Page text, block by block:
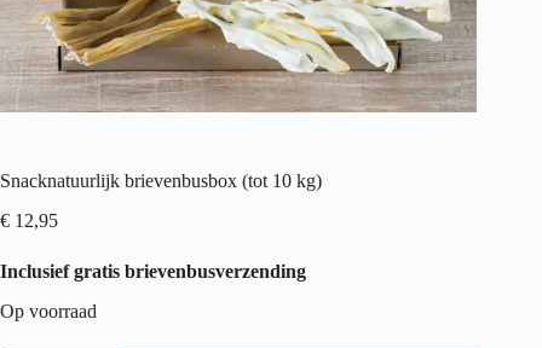
Snacknatuurlijk brievenbusbox (tot 10 kg)
€ 12,95
Inclusief gratis brievenbusverzending
Op voorraad